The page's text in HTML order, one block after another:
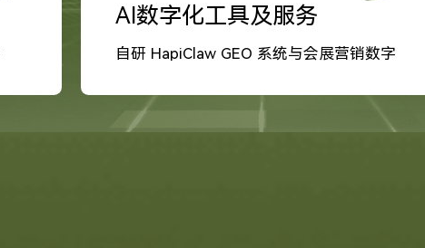
AI数字化工具及服务
自研 HapiClaw GEO 系统与会展营销数字